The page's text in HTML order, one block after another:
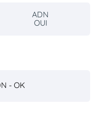
ADN
OUI
- OK